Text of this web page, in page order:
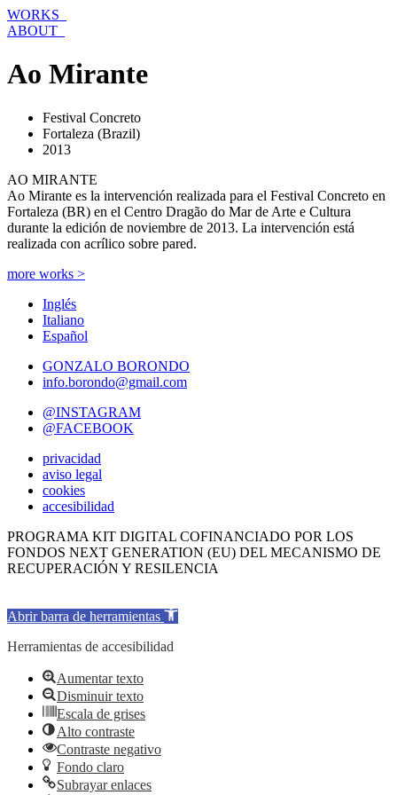
Ir
al
WORKS_
ABOUT_
Ao Mirante
Festival Concreto
Fortaleza (Brazil)
2013
AO MIRANTE
Ao Mirante es la intervención realizada para el Festival Concreto en
Fortaleza (BR) en el Centro Dragão do Mar de Arte e Cultura
durante la edición de noviembre de 2013. La intervención está
realizada con acrílico sobre pared.
more works >
Inglés
Italiano
Español
GONZALO BORONDO
info.borondo@gmail.com
@INSTAGRAM
@FACEBOOK
privacidad
aviso legal
cookies
accesibilidad
PROGRAMA KIT DIGITAL COFINANCIADO POR LOS
FONDOS NEXT GENERATION (EU) DEL MECANISMO DE
RECUPERACIÓN Y RESILENCIA
Abrir barra de herramientas
Herramientas de accesibilidad
Aumentar texto
Disminuir texto
Escala de grises
Alto contraste
Contraste negativo
Fondo claro
Subrayar enlaces